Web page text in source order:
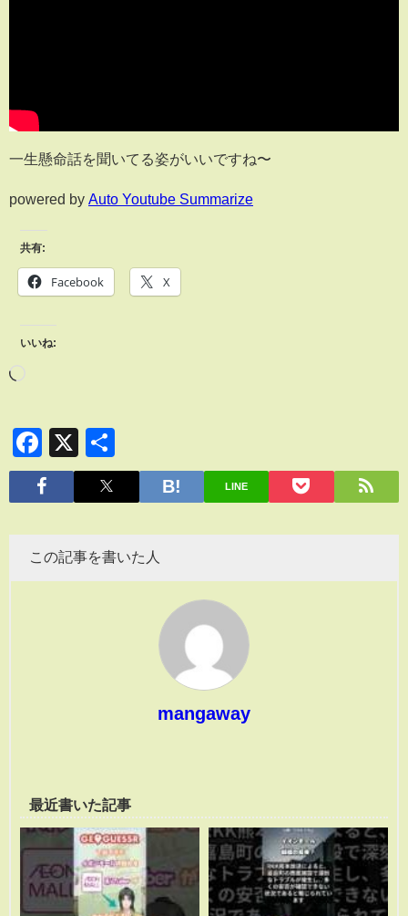
一生懸命話を聞いてる姿がいいですね〜
powered by Auto Youtube Summarize
共有:
Facebook X
いいね:
Facebook
X
有
LINE
この記事を書いた人
mangaway
最近書いた記事